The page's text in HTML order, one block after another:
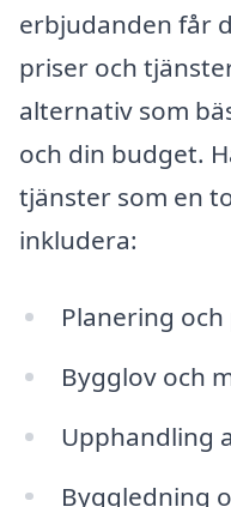
erbjudanden får
priser och
alternativ som
och din budget.
tjänster som en
inkludera:
Planering
Bygglov och
Upphandling
Byggledning